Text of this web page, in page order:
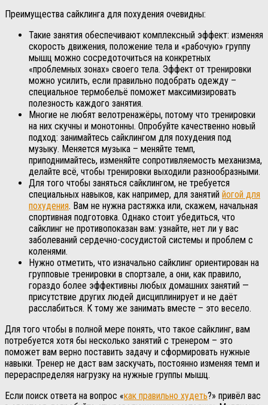
Преимущества сайклинга для похудения очевидны:
Такие занятия обеспечивают комплексный эффект: изменяя
скорость движения, положение тела и «рабочую» группу
мышц можно сосредоточиться на конкретных
«проблемных зонах» своего тела. Эффект от тренировки
можно усилить, если правильно подобрать одежду –
специальное термобельё поможет максимизировать
полезность каждого занятия.
Многие не любят велотренажёры, потому что тренировки
на них скучны и монотонны. Опробуйте качественно новый
подход: занимайтесь сайклингом для похудения под
музыку. Меняется музыка – меняйте темп,
приподнимайтесь, изменяйте сопротивляемость механизма,
делайте всё, чтобы тренировки выходили разнообразными.
Для того чтобы заняться сайклингом, не требуется
специальных навыков, как например, для занятий йогой для
похудения. Вам не нужна растяжка или, скажем, начальная
спортивная подготовка. Однако стоит убедиться, что
сайклинг не противопоказан вам: узнайте, нет ли у вас
заболеваний сердечно-сосудистой системы и проблем с
коленями.
Нужно отметить, что изначально сайклинг ориентирован на
групповые тренировки в спортзале, а они, как правило,
гораздо более эффективны любых домашних занятий —
присутствие других людей дисциплинирует и не даёт
расслабиться. К тому же занимать вместе – это весело.
Для того чтобы в полной мере понять, что такое сайклинг, вам
потребуется хотя бы несколько занятий с тренером – это
поможет вам верно поставить задачу и сформировать нужные
навыки. Тренер не даст вам заскучать, постоянно изменяя темп и
перераспределяя нагрузку на нужные группы мышц.
Если поиск ответа на вопрос «как правильно худеть?» привёл вас